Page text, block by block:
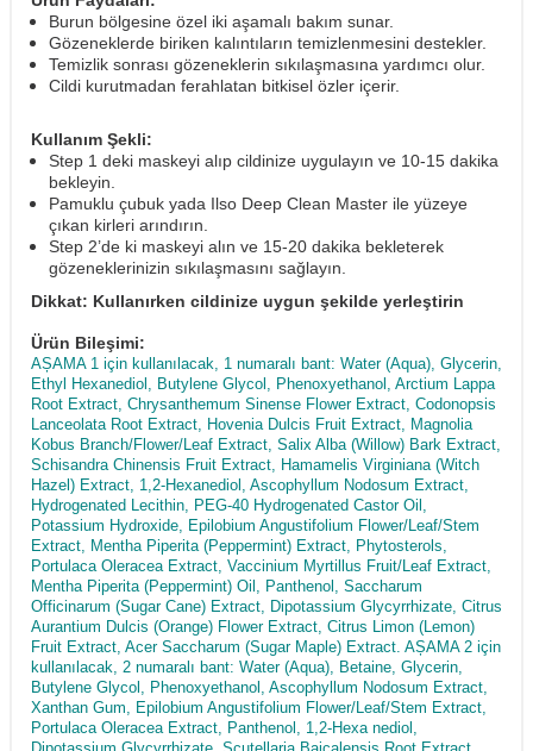
Burun bölgesine özel iki aşamalı bakım sunar.
Gözeneklerde biriken kalıntıların temizlenmesini destekler.
Temizlik sonrası gözeneklerin sıkılaşmasına yardımcı olur.
Cildi kurutmadan ferahlatan bitkisel özler içerir.
Kullanım Şekli:
Step 1 deki maskeyi alıp cildinize uygulayın ve 10-15 dakika
bekleyin.
Pamuklu çubuk yada Ilso Deep Clean Master ile yüzeye
çıkan kirleri arındırın.
Step 2’de ki maskeyi alın ve 15-20 dakika bekleterek
gözeneklerinizin sıkılaşmasını sağlayın.
Dikkat: Kullanırken cildinize uygun şekilde yerleştirin
Ürün Bileşimi:
AȘAMA 1 için kullanılacak, 1 numaralı bant: Water (Aqua), Glycerin,
Ethyl Hexanediol, Butylene Glycol, Phenoxyethanol, Arctium Lappa
Root Extract, Chrysanthemum Sinense Flower Extract, Codonopsis
Lanceolata Root Extract, Hovenia Dulcis Fruit Extract, Magnolia
Kobus Branch/Flower/Leaf Extract, Salix Alba (Willow) Bark Extract,
Schisandra Chinensis Fruit Extract, Hamamelis Virginiana (Witch
Hazel) Extract, 1,2-Hexanediol, Ascophyllum Nodosum Extract,
Hydrogenated Lecithin, PEG-40 Hydrogenated Castor Oil,
Potassium Hydroxide, Epilobium Angustifolium Flower/Leaf/Stem
Extract, Mentha Piperita (Peppermint) Extract, Phytosterols,
Portulaca Oleracea Extract, Vaccinium Myrtillus Fruit/Leaf Extract,
Mentha Piperita (Peppermint) Oil, Panthenol, Saccharum
Officinarum (Sugar Cane) Extract, Dipotassium Glycyrrhizate, Citrus
Aurantium Dulcis (Orange) Flower Extract, Citrus Limon (Lemon)
Fruit Extract, Acer Saccharum (Sugar Maple) Extract. AȘAMA 2 için
kullanılacak, 2 numaralı bant: Water (Aqua), Betaine, Glycerin,
Butylene Glycol, Phenoxyethanol, Ascophyllum Nodosum Extract,
Xanthan Gum, Epilobium Angustifolium Flower/Leaf/Stem Extract,
Portulaca Oleracea Extract, Panthenol, 1,2-Hexa nediol,